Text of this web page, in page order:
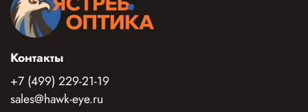
Контакты
+7 (499) 229-21-19
sales@hawk-eye.ru